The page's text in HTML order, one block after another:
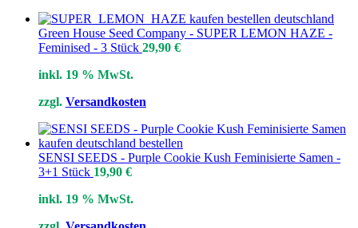
Green House Seed Company - SUPER LEMON HAZE -
Feminised - 3 Stück 29,90 €
inkl. 19 % MwSt.
zzgl. Versandkosten
SENSI SEEDS - Purple Cookie Kush Feminisierte Samen -
3+1 Stück 19,90 €
inkl. 19 % MwSt.